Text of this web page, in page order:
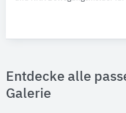
Entdecke alle
Galerie